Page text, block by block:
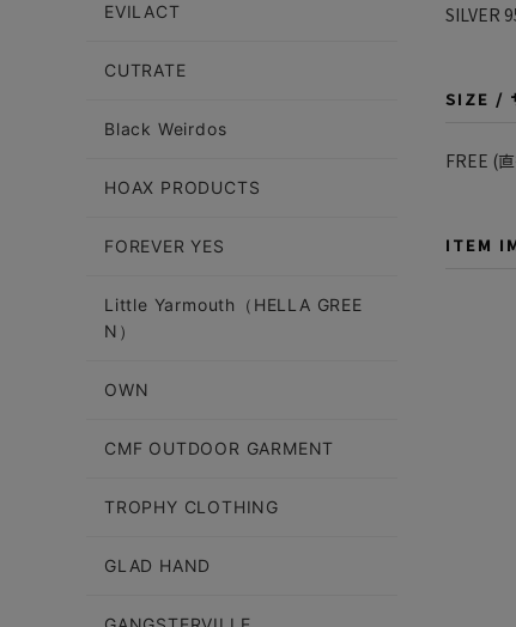
SILVER
SIZE /
FREE (
ITEM
EVILACT
CUTRATE
Black Weirdos
HOAX PRODUCTS
FOREVER YES
Little Yarmouth（HELLA GREE
N）
OWN
CMF OUTDOOR GARMENT
TROPHY CLOTHING
GLAD HAND